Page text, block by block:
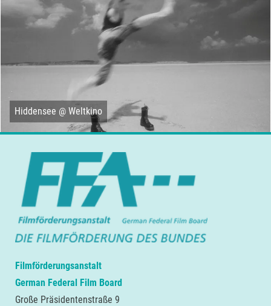
Hiddensee @ Weltkino
Filmförderungsanstalt
German Federal Film Board
Große Präsidentenstraße 9